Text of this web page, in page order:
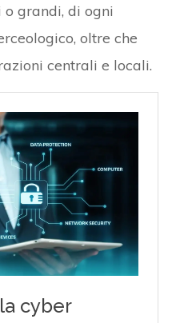
grandi, di ogni
oltre che
centrali e locali.